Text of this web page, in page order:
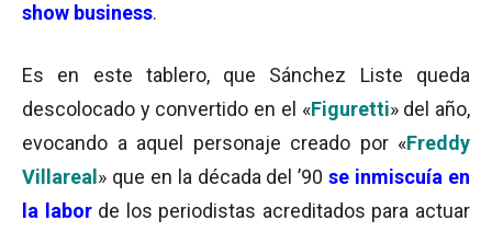
show business.
Es en este tablero, que Sánchez Liste queda
descolocado y convertido en el «Figuretti» del año,
evocando a aquel personaje creado por «Freddy
Villareal » que en la década del ’90se inmiscuía en
la laborde los periodistas acreditados para actuar